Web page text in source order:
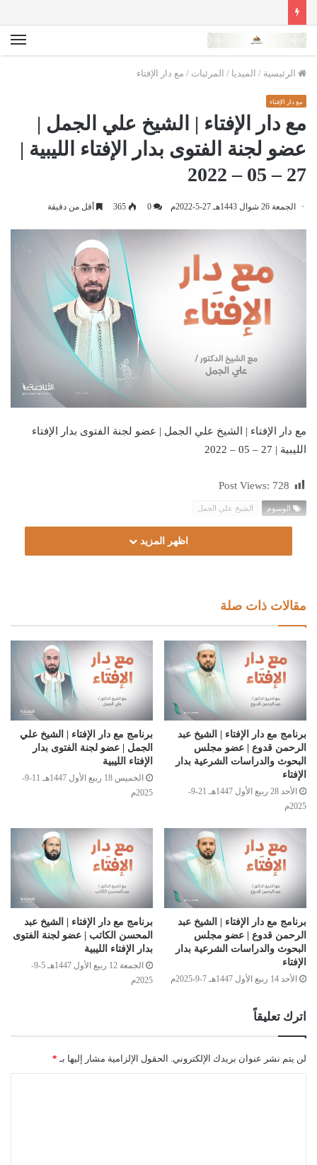
الرئيسية / الميديا / المرئيات / مع دار الإفتاء
مع دار الإفتاء
مع دار الإفتاء | الشيخ علي الجمل |
عضو لجنة الفتوى بدار الإفتاء الليبية |
27 – 05 – 2022
الجمعة 26 شوال 1443هـ 27-5-2022م 0
365 أقل من دقيقة
مع دار الإفتاء | الشيخ علي الجمل | عضو لجنة الفتوى بدار الإفتاء
الليبية | 27 – 05 – 2022
Post Views: 728
الوسوم الشيخ علي الجمل
اظهر المزيد
مقالات ذات صلة
برنامج مع دار الإفتاء | الشيخ عبد
الرحمن قدوع | عضو مجلس
البحوث والدراسات الشرعية بدار
الإفتاء
الأحد 28 ربيع الأول 1447هـ 21-9-
2025م
برنامج مع دار الإفتاء | الشيخ علي
الجمل | عضو لجنة الفتوى بدار
الإفتاء الليبية
الخميس 18 ربيع الأول 1447هـ 11-9-
2025م
برنامج مع دار الإفتاء | الشيخ عبد
الرحمن قدوع | عضو مجلس
البحوث والدراسات الشرعية بدار
الإفتاء
الأحد 14 ربيع الأول 1447هـ 7-9-2025م
برنامج مع دار الإفتاء | الشيخ عبد
المحسن الكاتب | عضو لجنة الفتوى
بدار الإفتاء الليبية
الجمعة 12 ربيع الأول 1447هـ 5-9-
2025م
اترك تعليقاً
لن يتم نشر عنوان بريدك الإلكتروني. الحقول الإلزامية مشار إليها بـ *